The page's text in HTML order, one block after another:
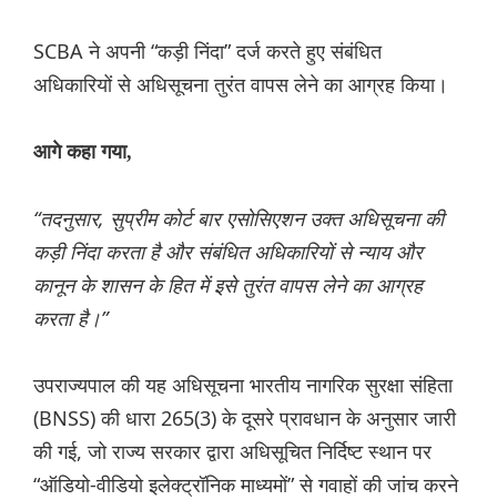
SCBA ने अपनी “कड़ी निंदा” दर्ज करते हुए संबंधित
अधिकारियों से अधिसूचना तुरंत वापस लेने का आग्रह किया।
आगे कहा गया,
“तदनुसार, सुप्रीम कोर्ट बार एसोसिएशन उक्त अधिसूचना की
कड़ी निंदा करता है और संबंधित अधिकारियों से न्याय और
कानून के शासन के हित में इसे तुरंत वापस लेने का आग्रह
करता है।”
उपराज्यपाल की यह अधिसूचना भारतीय नागरिक सुरक्षा संहिता
(BNSS) की धारा 265(3) के दूसरे प्रावधान के अनुसार जारी
की गई, जो राज्य सरकार द्वारा अधिसूचित निर्दिष्ट स्थान पर
“ऑडियो-वीडियो इलेक्ट्रॉनिक माध्यमों” से गवाहों की जांच करने